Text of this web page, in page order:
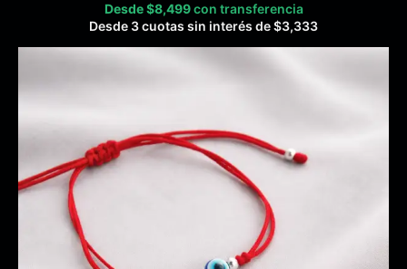
Desde$8,499 con transferencia
Desde 3 cuotas sin interés de$3,333